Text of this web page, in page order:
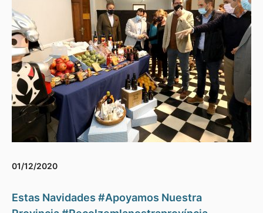
01/12/2020
Estas Navidades #Apoyamos Nuestra